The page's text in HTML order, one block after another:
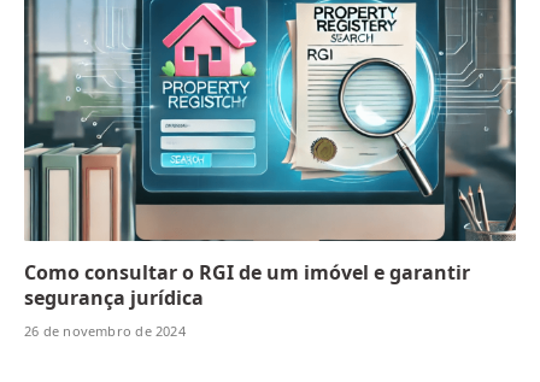
Como consultar o RGI de um imóvel e garantir
segurança jurídica
26 de novembro de 2024